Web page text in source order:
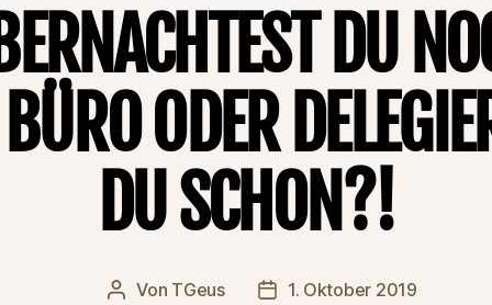
DU
ODER
DU SCHON?!
Beitragsautor
Von TGeus Beitragsdatum
1. Oktober 2019